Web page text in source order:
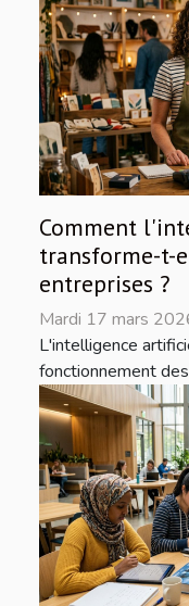
Comment
transforme-t-
entreprises ?
Mardi 17 mars
L'intelligence
fonctionnement